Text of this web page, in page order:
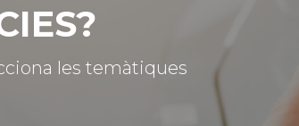
les temàtiques